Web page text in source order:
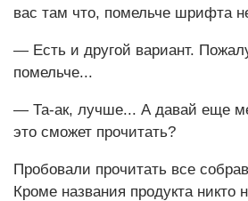
вас там что, помельче шрифта
— Есть и другой вариант.
помельче...
— Та-ак, лучше... А давай еще
это сможет прочитать?
Пробовали прочитать все
Кроме названия продукта никто